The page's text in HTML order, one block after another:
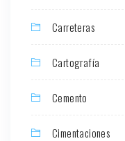
Carreteras
Cartografía
Cemento
Cimentaciones